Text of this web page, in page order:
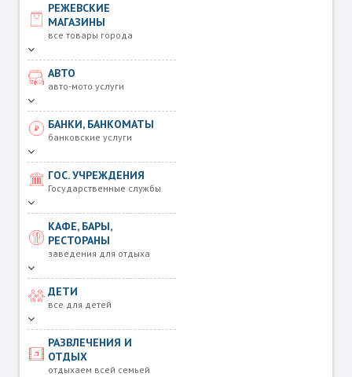
РЕЖЕВСКИЕ
МАГАЗИНЫ
все товары города
АВТО
авто-мото услуги
БАНКИ, БАНКОМАТЫ
банковские услуги
ГОС. УЧРЕЖДЕНИЯ
Государственные службы
КАФЕ, БАРЫ,
РЕСТОРАНЫ
заведения для отдыха
ДЕТИ
все для детей
РАЗВЛЕЧЕНИЯ И
ОТДЫХ
отдыхаем всей семьей